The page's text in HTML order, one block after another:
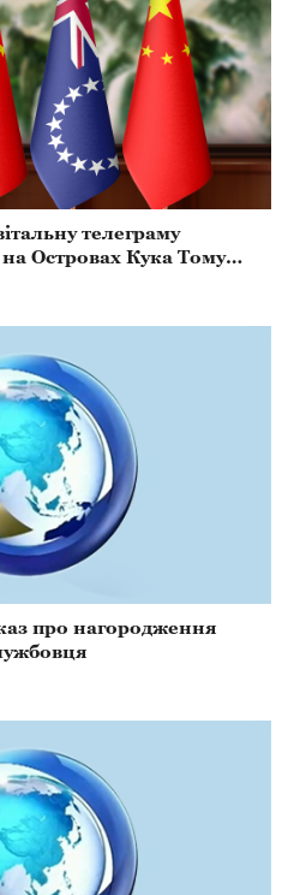
телеграму
Островах Кука Тому
про нагородження